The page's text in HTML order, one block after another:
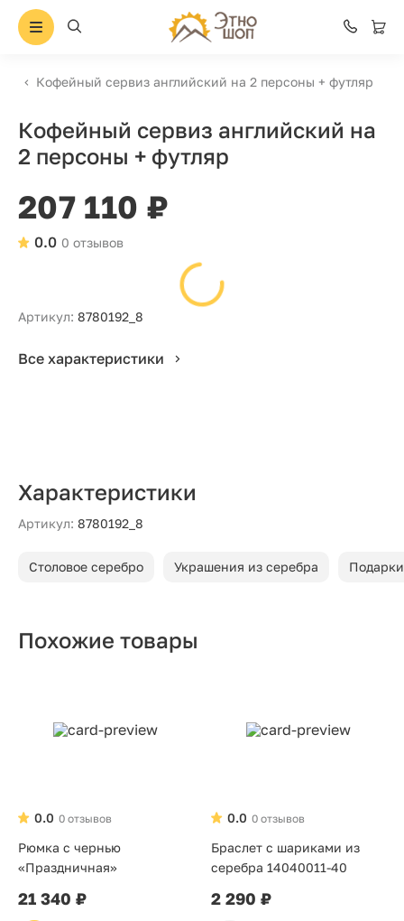
Кофейный сервиз английский на 2 персоны + футляр
Кофейный сервиз английский на
2 персоны + футляр
207 110 ₽
0 отзывов
0.0
Артикул: 8780192_8
Все характеристики
Характеристики
Артикул: 8780192_8
Столовое серебро Украшения из серебра
Похожие товары
0 отзывов
0.0
Рюмка с чернью
«Праздничная»
21 340 ₽
0 отзывов
0.0
Браслет с шариками из
серебра 14040011-40
2 290 ₽